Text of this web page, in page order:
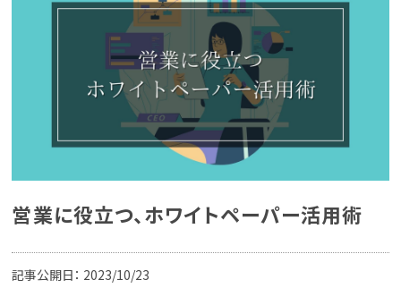
営業に役立つ、ホワイトペーパー活用術
記事公開日： 2023/10/23